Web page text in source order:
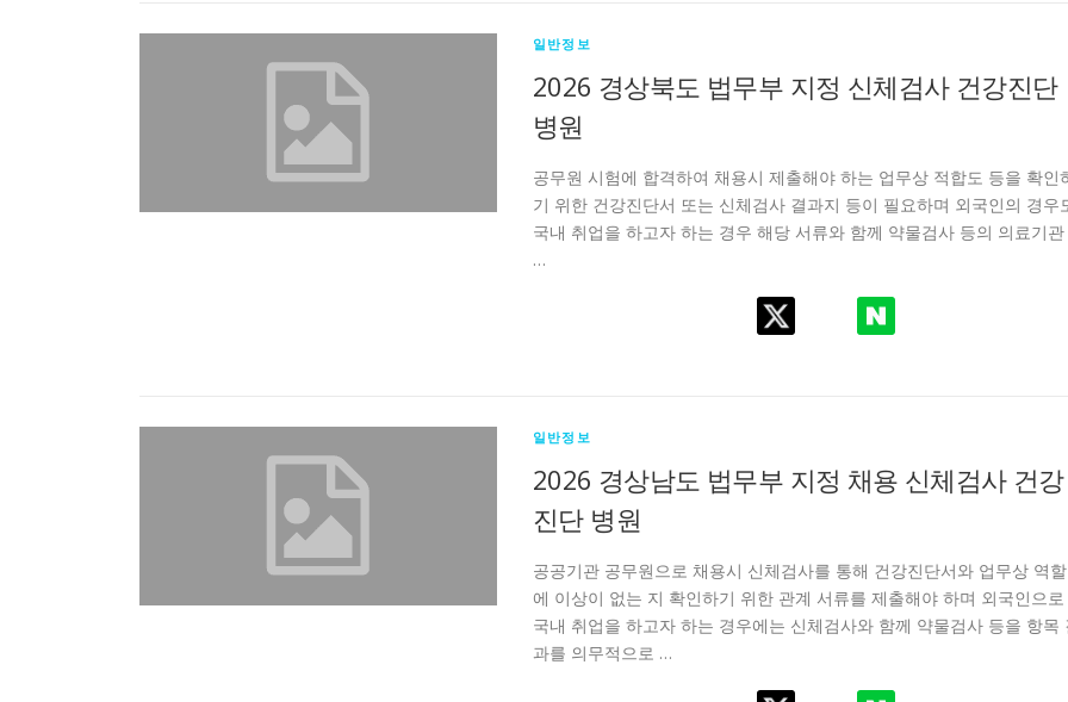
일반정보
2026 경상북도 법무부 지정 신체검사 건강진단
병원
공무원 시험에 합격하여 채용시 제출해야 하는 업무상 적합도 등을 확인
기 위한 건강진단서 또는 신체검사 결과지 등이 필요하며 외국인의 경우
국내 취업을 하고자 하는 경우 해당 서류와 함께 약물검사 등의 의료기관
…
일반정보
2026 경상남도 법무부 지정 채용 신체검사 건강
진단 병원
공공기관 공무원으로 채용시 신체검사를 통해 건강진단서와 업무상 역할
에 이상이 없는 지 확인하기 위한 관계 서류를 제출해야 하며 외국인으로
국내 취업을 하고자 하는 경우에는 신체검사와 함께 약물검사 등을 항목
과를 의무적으로 …